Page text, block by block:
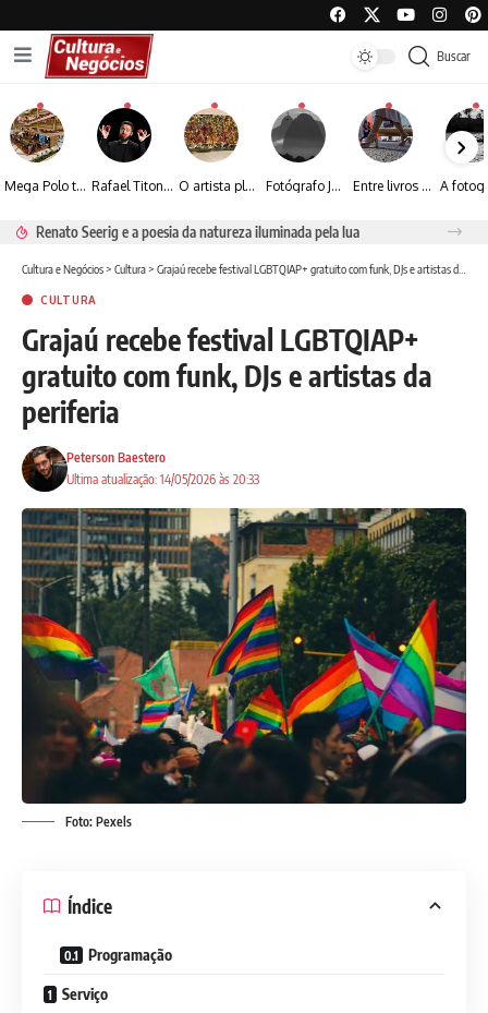
Buscar
Mega Polo transforma lançamento de coleção em plataforma nacional de negócios e projeta crescimento de mais de 15% Rafael Titonelly leva magia e acolhimento a crianças em tratamento oncológico em Juiz de Fora O artista plástico Jorge Luiz transforma sustentabilidade e criatividade em arte contemporânea Fotógrafo José Roberto apresenta um olhar sensível sobre arquitetura, formas e luz na fotografia Entre livros e fotografia autoral, Sebastião Reis consolida uma trajetória marcada pelo olhar artístico
Renato Seerig e a poesia da natureza iluminada pela lua
Cultura e Negócios> Cultura> Grajaú recebe festival LGBTQIAP+ gratuito com funk, DJs e artistas da periferia
CULTURA
Grajaú recebe festival LGBTQIAP+
gratuito com funk, DJs e artistas da
periferia
Ultima atualização: 14/05/2026 às 20:33
Peterson Baestero
Foto: Pexels
Índice
Programação
Serviço